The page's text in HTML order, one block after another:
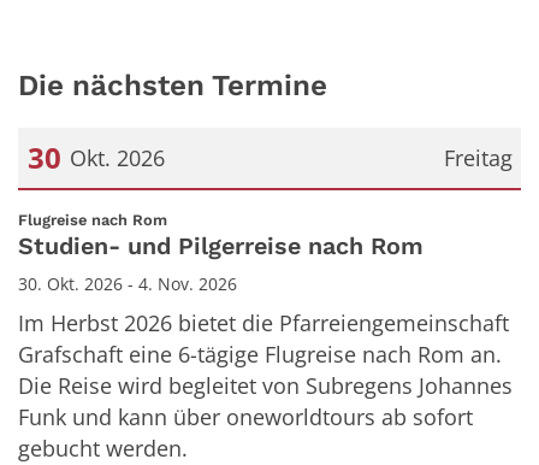
Die nächsten Termine
Freitag
30 Okt. 2026
Datum: 30. Oktober 2026
Flugreise nach Rom:
Studien- und Pilgerreise nach Rom
30. Okt. 2026 - 4. Nov. 2026
Im Herbst 2026 bietet die Pfarreiengemeinschaft
Grafschaft eine 6-tägige Flugreise nach Rom an.
Die Reise wird begleitet von Subregens Johannes
Funk und kann über oneworldtours ab sofort
gebucht werden.